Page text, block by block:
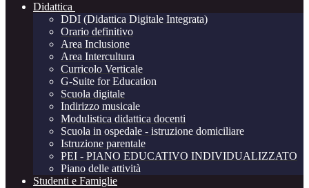
Didattica
DDI (Didattica Digitale Integrata)
Orario definitivo
Area Inclusione
Area Intercultura
Curricolo Verticale
G-Suite for Education
Scuola digitale
Indirizzo musicale
Modulistica didattica docenti
Scuola in ospedale - istruzione domiciliare
Istruzione parentale
PEI - PIANO EDUCATIVO INDIVIDUALIZZATO
Piano delle attività
Studenti e Famiglie